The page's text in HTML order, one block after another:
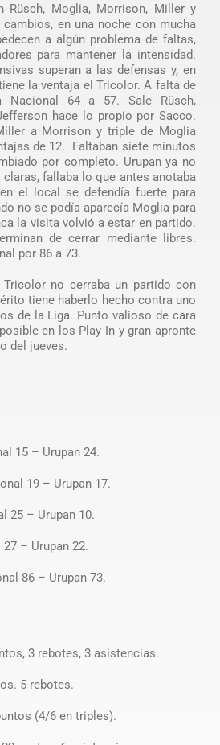
Rüsch, Moglia, Morrison, Miller y
en una noche con mucha
a algún problema de faltas,
para mantener la intensidad.
superan a las defensas y, en
la ventaja el Tricolor. A falta de
Nacional 64 a 57. Sale Rüsch,
hace lo propio por Sacco.
a Morrison y triple de Moglia
de 12. Faltaban siete minutos
por completo. Urupan ya no
fallaba lo que antes anotaba
el local se defendía fuerte para
no se podía aparecía Moglia para
la visita volvió a estar en partido.
de cerrar mediante libres.
por 86 a 73.
no cerraba un partido con
tiene haberlo hecho contra uno
de la Liga. Punto valioso de cara
en los Play In y gran apronte
del jueves.
15 – Urupan 24.
19 – Urupan 17.
25 – Urupan 10.
– Urupan 22.
86 – Urupan 73.
3 rebotes, 3 asistencias.
5 rebotes.
(4/6 en triples).